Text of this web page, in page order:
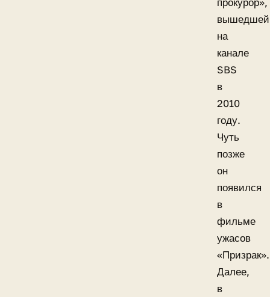
прокурор»,
вышедшей
на
канале
SBS
в
2010
году.
Чуть
позже
он
появился
в
фильме
ужасов
«Призрак».
Далее,
в